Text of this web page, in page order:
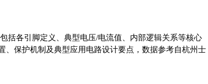
括各引脚定义、典型电压/电流值、内部逻辑关系等核心
、保护机制及典型应用电路设计要点，数据参考自杭州士